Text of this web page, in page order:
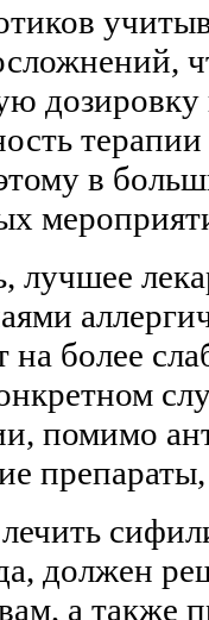
в
лучшее
на более
помимо
должен
а также